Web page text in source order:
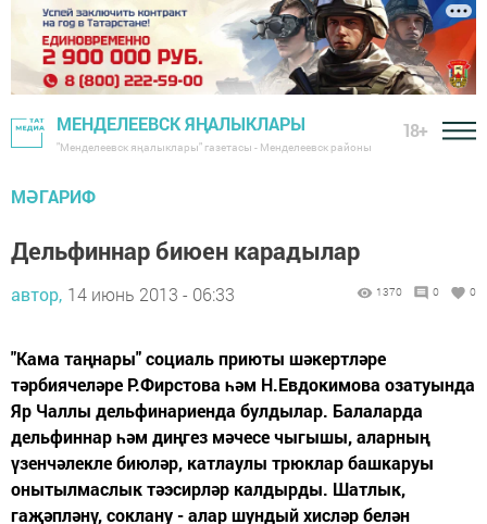
МЕНДЕЛЕЕВСК ЯҢАЛЫКЛАРЫ
"Менделеевск яңалыклары" газетасы - Менделеевск районы
18+
МӘГАРИФ
Дельфиннар биюен карадылар
автор, 14 июнь 2013 - 06:33 1370 0 0
"Кама таңнары" социаль приюты шәкертләре
тәрбиячеләре Р.Фирстова һәм Н.Евдокимова озатуында
Яр Чаллы дельфинариенда булдылар. Балаларда
дельфиннар һәм диңгез мәчесе чыгышы, аларның
үзенчәлекле биюләр, катлаулы трюклар башкаруы
онытылмаслык тәэсирләр калдырды. Шатлык,
гаҗәпләнү, соклану - алар шундый хисләр белән